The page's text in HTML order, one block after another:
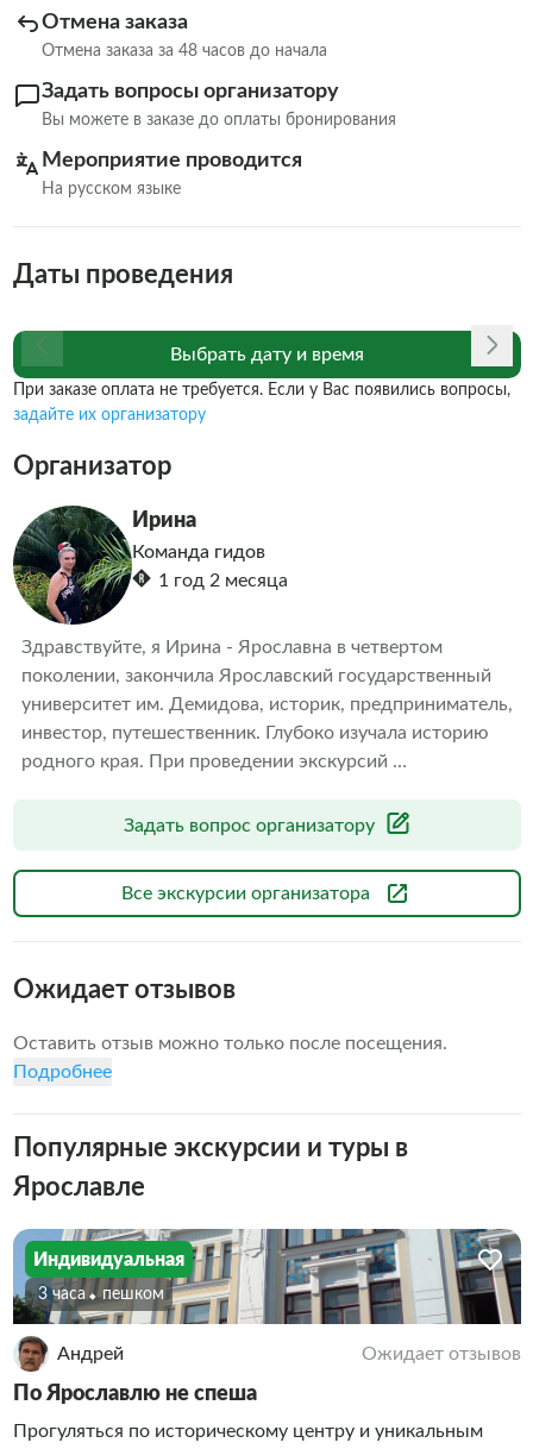
Отмена заказа
Отмена заказа за 48 часов до начала
Задать вопросы организатору
Вы можете в заказе до оплаты бронирования
Мероприятие проводится
На русском языке
Даты проведения
Выбрать дату и время
При заказе оплата не требуется. Если у Вас появились вопросы,
задайте их организатору
Организатор
Ирина
Команда гидов
1 год 2 месяца
Здравствуйте, я Ирина - Ярославна в четвертом
поколении, закончила Ярославский государственный
университет им. Демидова, историк, предприниматель,
инвестор, путешественник. Глубоко изучала историю
родного края. При проведении экскурсий
достопримечательностями, открою мир тихих
еще посетить, где вкусно-недорого поесть, где выгулять
детей. Впечатления гарантирую!
Задать вопрос организатору
Все экскурсии организатора
Ожидает отзывов
Оставить отзыв можно только после посещения.
Подробнее
Популярные экскурсии и туры в
Ярославле
Индивидуальная
3 часа Пешком
Андрей Ожидает отзывов
По Ярославлю не спеша
Прогуляться по историческому центру и уникальным